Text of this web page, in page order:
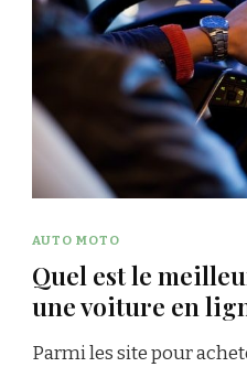
AUTO MOTO
Quel est le
une voiture en
Parmi les site pour